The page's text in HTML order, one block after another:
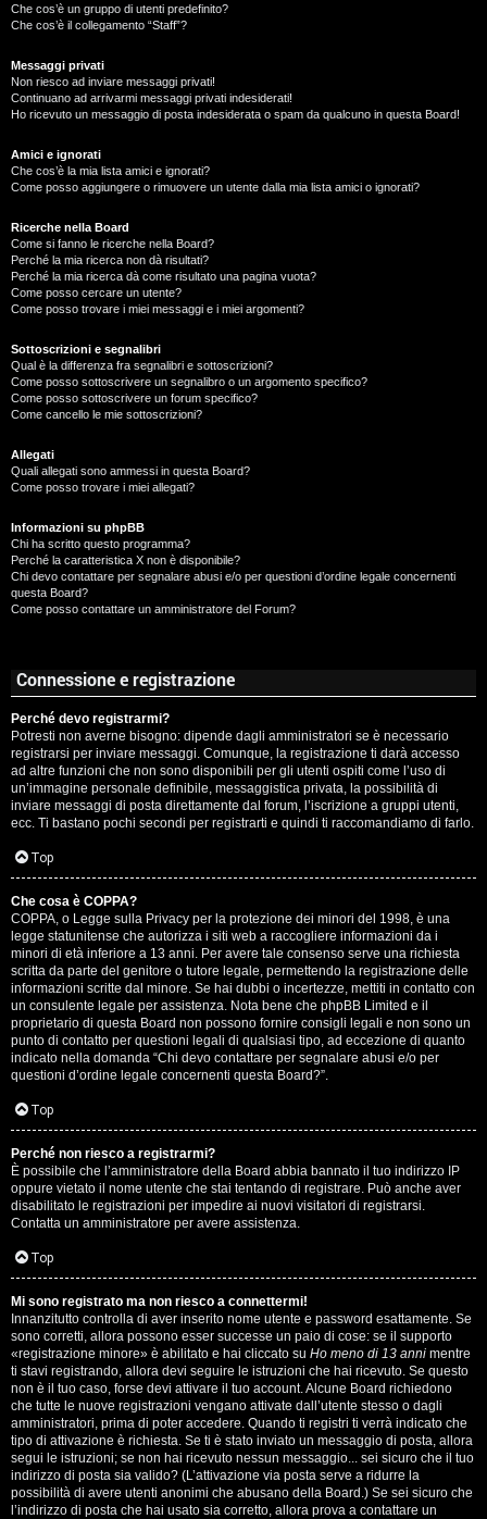
A
r
g
o
m
e
n
t
i
s
e
n
z
a
r
i
s
Che cos’è un gruppo di utenti predefinito?
Che cos’è il collegamento “Staff”?
Messaggi privati
Non riesco ad inviare messaggi privati!
Continuano ad arrivarmi messaggi privati indesiderati!
Ho ricevuto un messaggio di posta indesiderata o spam da qualcuno in questa Board!
Amici e ignorati
Che cos’è la mia lista amici e ignorati?
Come posso aggiungere o rimuovere un utente dalla mia lista amici o ignorati?
Ricerche nella Board
Come si fanno le ricerche nella Board?
Perché la mia ricerca non dà risultati?
Perché la mia ricerca dà come risultato una pagina vuota?
Come posso cercare un utente?
Come posso trovare i miei messaggi e i miei argomenti?
Sottoscrizioni e segnalibri
Qual è la differenza fra segnalibri e sottoscrizioni?
Come posso sottoscrivere un segnalibro o un argomento specifico?
Come posso sottoscrivere un forum specifico?
Come cancello le mie sottoscrizioni?
Allegati
Quali allegati sono ammessi in questa Board?
Come posso trovare i miei allegati?
Informazioni su phpBB
Chi ha scritto questo programma?
Perché la caratteristica X non è disponibile?
Chi devo contattare per segnalare abusi e/o per questioni d’ordine legale concernenti
questa Board?
Come posso contattare un amministratore del Forum?
Connessione e registrazione
Perché devo registrarmi?
Potresti non averne bisogno: dipende dagli amministratori se è necessario
registrarsi per inviare messaggi. Comunque, la registrazione ti darà accesso
ad altre funzioni che non sono disponibili per gli utenti ospiti come l’uso di
un’immagine personale definibile, messaggistica privata, la possibilità di
inviare messaggi di posta direttamente dal forum, l’iscrizione a gruppi utenti,
ecc. Ti bastano pochi secondi per registrarti e quindi ti raccomandiamo di farlo.
Top
Che cosa è COPPA?
COPPA, o Legge sulla Privacy per la protezione dei minori del 1998, è una
legge statunitense che autorizza i siti web a raccogliere informazioni da i
minori di età inferiore a 13 anni. Per avere tale consenso serve una richiesta
scritta da parte del genitore o tutore legale, permettendo la registrazione delle
informazioni scritte dal minore. Se hai dubbi o incertezze, mettiti in contatto con
un consulente legale per assistenza. Nota bene che phpBB Limited e il
proprietario di questa Board non possono fornire consigli legali e non sono un
punto di contatto per questioni legali di qualsiasi tipo, ad eccezione di quanto
indicato nella domanda “Chi devo contattare per segnalare abusi e/o per
questioni d’ordine legale concernenti questa Board?”.
Top
Perché non riesco a registrarmi?
È possibile che l’amministratore della Board abbia bannato il tuo indirizzo IP
oppure vietato il nome utente che stai tentando di registrare. Può anche aver
disabilitato le registrazioni per impedire ai nuovi visitatori di registrarsi.
Contatta un amministratore per avere assistenza.
Top
Mi sono registrato ma non riesco a connettermi!
Innanzitutto controlla di aver inserito nome utente e password esattamente. Se
sono corretti, allora possono esser successe un paio di cose: se il supporto
«registrazione minore» è abilitato e hai cliccato su Ho meno di 13 anni mentre
ti stavi registrando, allora devi seguire le istruzioni che hai ricevuto. Se questo
non è il tuo caso, forse devi attivare il tuo account. Alcune Board richiedono
che tutte le nuove registrazioni vengano attivate dall’utente stesso o dagli
amministratori, prima di poter accedere. Quando ti registri ti verrà indicato che
tipo di attivazione è richiesta. Se ti è stato inviato un messaggio di posta, allora
segui le istruzioni; se non hai ricevuto nessun messaggio... sei sicuro che il tuo
indirizzo di posta sia valido? (L’attivazione via posta serve a ridurre la
possibilità di avere utenti anonimi che abusano della Board.) Se sei sicuro che
l’indirizzo di posta che hai usato sia corretto, allora prova a contattare un
T
o
p
i
c
A
t
t
i
v
i
G
i
g
i
D
'